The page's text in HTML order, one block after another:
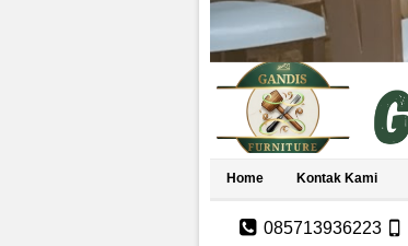
Home Kontak Kami
085713936223